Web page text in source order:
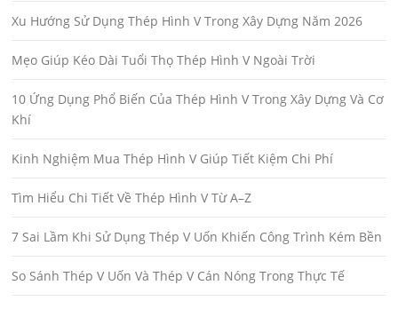
Xu Hướng Sử Dụng Thép Hình V Trong Xây Dựng Năm 2026
Mẹo Giúp Kéo Dài Tuổi Thọ Thép Hình V Ngoài Trời
10 Ứng Dụng Phổ Biến Của Thép Hình V Trong Xây Dựng Và Cơ
Khí
Kinh Nghiệm Mua Thép Hình V Giúp Tiết Kiệm Chi Phí
Tìm Hiểu Chi Tiết Về Thép Hình V Từ A–Z
7 Sai Lầm Khi Sử Dụng Thép V Uốn Khiến Công Trình Kém Bền
So Sánh Thép V Uốn Và Thép V Cán Nóng Trong Thực Tế